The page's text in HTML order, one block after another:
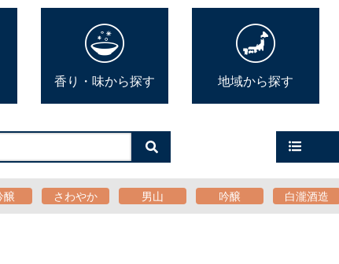
香り・味から探す 地域から探す
検
索
る
醸 さわやか 男山 吟醸 白瀧酒造